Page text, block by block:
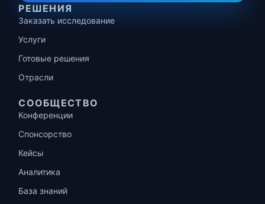
РЕШЕНИЯ
Заказать исследование
Услуги
Готовые решения
Отрасли
СООБЩЕСТВО
Конференции
Спонсорство
Кейсы
Аналитика
База знаний